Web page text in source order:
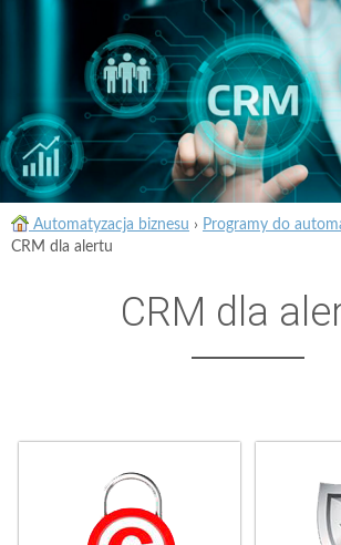
Automatyzacja biznesu › Programy do
CRM dla alertu
CRM dla